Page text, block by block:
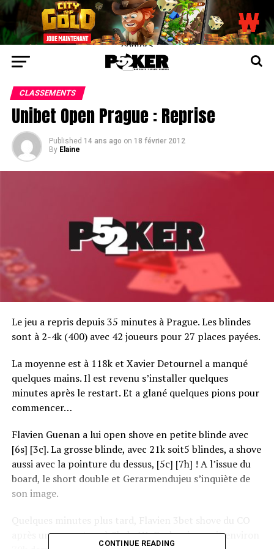
center>
CLASSEMENTS
Unibet Open Prague : Reprise
Published 14 ans ago on 18 février 2012
By Elaine
Le jeu a repris depuis 35 minutes à Prague. Les blindes
sont à 2-4k (400) avec 42 joueurs pour 27 places payées.
La moyenne est à 118k et Xavier Detournel a manqué
quelques mains. Il est revenu s’installer quelques
minutes après le restart. Et a glané quelques pions pour
commencer…
Flavien Guenan a lui open shove en petite blinde avec
[6s] [3c]. La grosse blinde, avec 21k soit5 blindes, a shove
aussi avec la pointure du dessus, [5c] [7h] ! A l’issue du
board, le short double et Gerarmendujeu s’inquiète de
son image.
Quelques minutes plus tard, Flavien 3bet shove du CO
après une ouverture à 8k du HJ. Ce dernier avait environ
CONTINUE READING